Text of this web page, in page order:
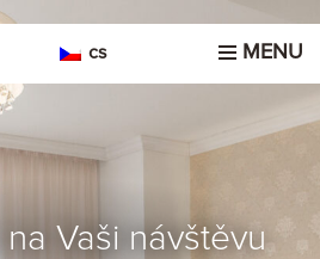
MENU
cs
Vaši návštěvu